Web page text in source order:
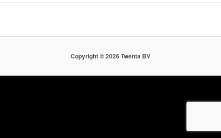
Copyright ©2026 Twenta BV